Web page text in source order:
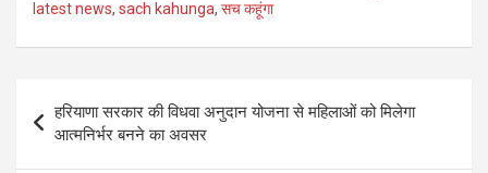
latest news, sach kahunga, सच कहूंगा
Post
navigation
हरियाणा सरकार की विधवा अनुदान योजना से महिलाओं को मिलेगा
आत्मनिर्भर बनने का अवसर